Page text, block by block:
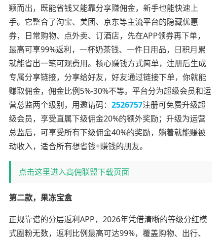
颖而出，既能省钱又能靠分享赚佣金，新手也能快速上
手。它整合了淘宝、美团、京东等主流平台的隐藏优惠
券，日常购物、点外卖、订酒店，先在APP领券再下单，
最高可享99%返利，一杯奶茶钱、一件日用品，日积月累
就能省出一笔可观费用。核心赚钱方式简单，注册后生成
专属分享链接，分享给好友，好友通过链接下单，你就能
赚取佣金，佣金比例5%-30%不等。平台分为超级会员和运
营总监两个级别，用邀请码： 2526757注册可免费升级超
级会员，享受直属下级佣金20%的额外奖励；升级为运营
总监后，可享受所有下级佣金40%的奖励，躺着就能赚被
动收入，适合所有想省钱+赚钱的朋友。
点击这里进入高佣联盟下载页面
第二款，果冻宝盒
正规靠谱的分层返利APP，2026年凭借清晰的等级分红模
式圈粉无数，返利比例最高可达99%，覆盖购物、出行、